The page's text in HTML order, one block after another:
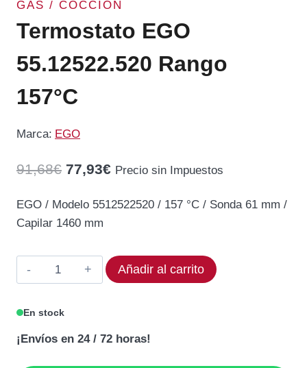
GAS / COCCIÓN
Termostato EGO
55.12522.520 Rango
157°C
Marca: EGO
91,68€ El
original
91,68€.
77,93€El
77,93€.
Precio sin Impuestos
EGO / Modelo 5512522520 / 157 °C / Sonda 61 mm /
Capilar 1460 mm
Termostato
EGO
Rango
157°C
Añadir al carrito
En stock
¡Envíos en 24 / 72 horas!